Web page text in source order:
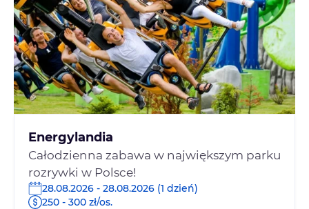
Energylandia
Całodzienna zabawa w największym parku
rozrywki w Polsce!
28.08.2026 - 28.08.2026 (1 dzień)
250 - 300 zł/os.